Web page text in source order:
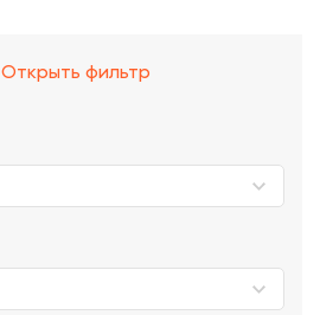
Открыть фильтр